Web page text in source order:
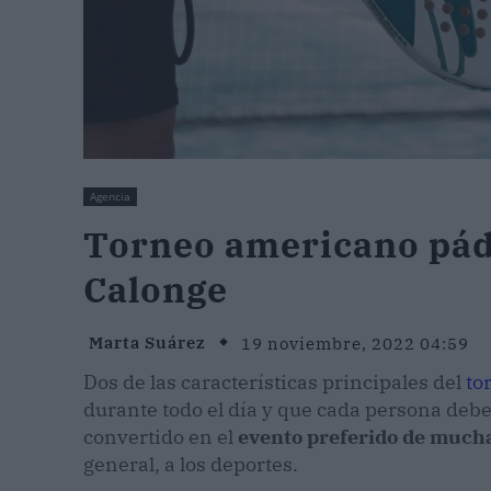
Agencia
Torneo americano
Calonge
Marta Suárez 19 noviembre, 2022 04:59
Dos de las características principales del
durante todo el día y que cada persona
convertido en el evento preferido de
general, a los deportes.